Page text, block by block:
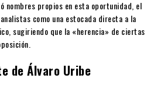
nombres propios en esta oportunidad, el
como una estocada directa a la
sugiriendo que la «herencia» de ciertas
de Álvaro Uribe